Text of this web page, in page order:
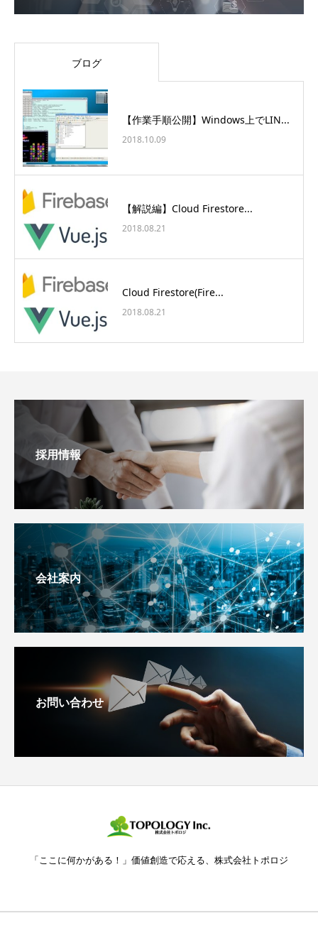
ブログ
【作業手順公開】Windows上でLIN...
2018.10.09
【解説編】Cloud Firestore...
2018.08.21
Cloud Firestore(Fire...
2018.08.21
採用情報
会社案内
お問い合わせ
「ここに何かがある！」価値創造で応える、株式会社トポロジ